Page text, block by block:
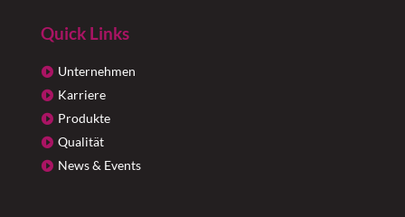
Quick Links
Unternehmen
Karriere
Produkte
Qualität
News & Events